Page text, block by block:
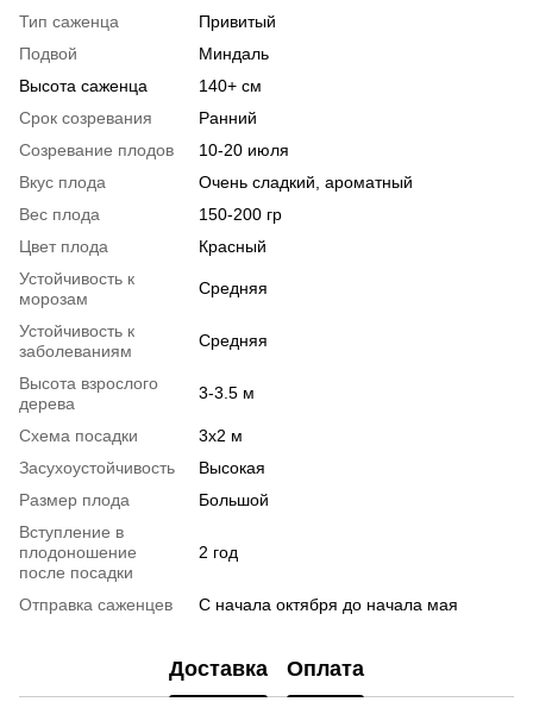
Тип саженца
Привитый
Подвой
Миндаль
Высота саженца
140+ см
Срок созревания
Ранний
Созревание плодов
10-20 июля
Вкус плода
Очень сладкий, ароматный
Вес плода
150-200 гр
Цвет плода
Красный
Устойчивость к
морозам
Средняя
Устойчивость к
заболеваниям
Средняя
Высота взрослого
дерева
3-3.5 м
Схема посадки
3х2 м
Засухоустойчивость
Высокая
Размер плода
Большой
Вступление в
плодоношение
после посадки
2 год
Отправка саженцев С начала октября до начала мая
Доставка Оплата